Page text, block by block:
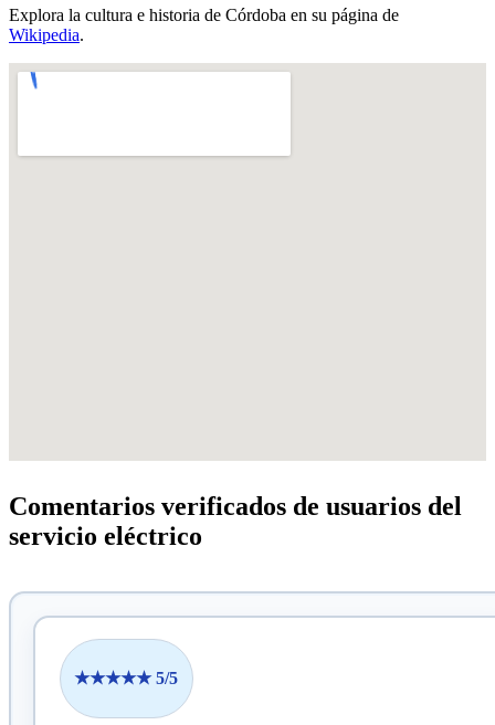
Explora la cultura e historia de Córdoba en su página de
Wikipedia.
Comentarios verificados de usuarios del
servicio eléctrico
★★★★★ 5/5